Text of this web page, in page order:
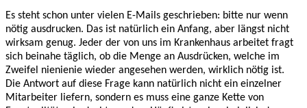
Es steht schon unter vielen E-Mails geschrieben: bitte nur wenn
nötig ausdrucken. Das ist natürlich ein Anfang, aber längst nicht
wirksam genug. Jeder der von uns im Krankenhaus arbeitet fragt
sich beinahe täglich, ob die Menge an Ausdrücken, welche im
Zweifel nienienie wieder angesehen werden, wirklich nötig ist.
Die Antwort auf diese Frage kann natürlich nicht ein einzelner
Mitarbeiter liefern, sondern es muss eine ganze Kette von